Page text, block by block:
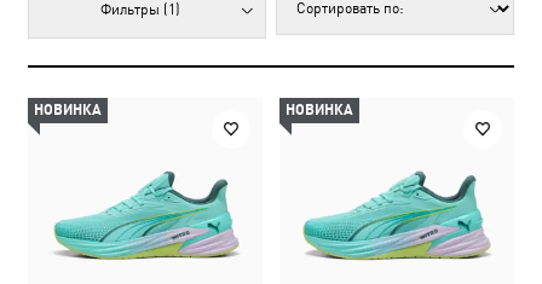
Фильтры (1)
НОВИНКА НОВИНКА